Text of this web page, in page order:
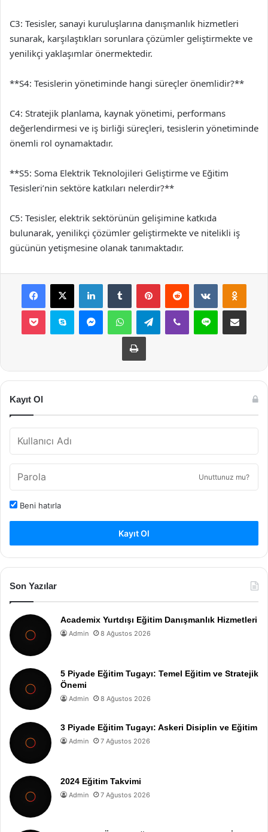
C3: Tesisler, sanayi kuruluşlarına danışmanlık hizmetleri
sunarak, karşılaştıkları sorunlara çözümler geliştirmekte ve
yenilikçi yaklaşımlar önermektedir.
**S4: Tesislerin yönetiminde hangi süreçler önemlidir?**
C4: Stratejik planlama, kaynak yönetimi, performans
değerlendirmesi ve iş birliği süreçleri, tesislerin yönetiminde
önemli rol oynamaktadır.
**S5: Soma Elektrik Teknolojileri Geliştirme ve Eğitim
Tesisleri’nin sektöre katkıları nelerdir?**
C5: Tesisler, elektrik sektörünün gelişimine katkıda
bulunarak, yenilikçi çözümler geliştirmekte ve nitelikli iş
gücünün yetişmesine olanak tanımaktadır.
Facebook
X LinkedInTumblr PinterestReddit VKontakte
Pocket Skype MessengerWhatsAppTelegramViber Line E-Posta ile
Yazdır
Kayıt Ol
Unuttunuz mu?
Beni hatırla
Kayıt Ol
Son Yazılar
Academix Yurtdışı Eğitim Danışmanlık Hizmetleri
Admin 8 Ağustos 2026
5 Piyade Eğitim Tugayı: Temel Eğitim ve Stratejik
Önemi
Admin 8 Ağustos 2026
3 Piyade Eğitim Tugayı: Askeri Disiplin ve Eğitim
Admin 7 Ağustos 2026
2024 Eğitim Takvimi
Admin 7 Ağustos 2026